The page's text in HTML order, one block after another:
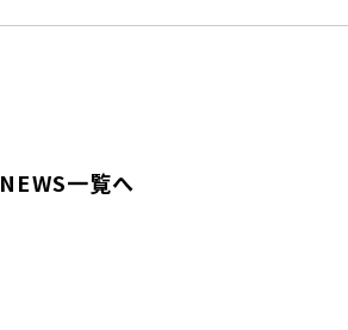
NEWS一覧へ